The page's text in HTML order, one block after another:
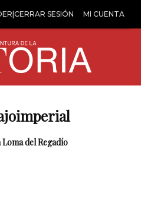
SESIÓN MI CUENTA
Loma del Regadío